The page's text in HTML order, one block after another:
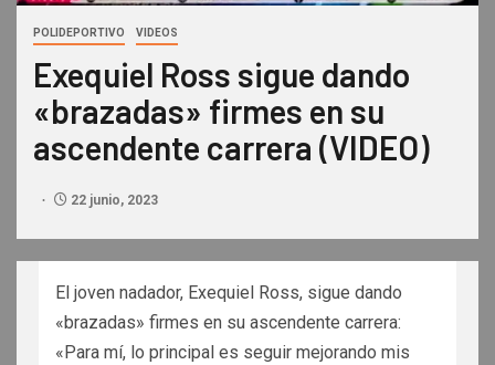
POLIDEPORTIVO VIDEOS
Exequiel Ross sigue dando
«brazadas» firmes en su
ascendente carrera (VIDEO)
22 junio, 2023
El joven nadador, Exequiel Ross, sigue dando
«brazadas» firmes en su ascendente carrera:
«Para mí, lo principal es seguir mejorando mis